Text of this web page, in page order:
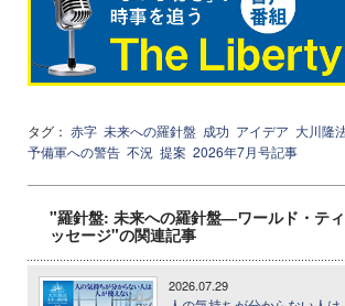
タグ： 赤字 未来への羅針盤 成功 アイデア 大川隆
予備軍への警告 不況 提案 2026年7月号記事
"羅針盤: 未来への羅針盤―ワールド・テ
ッセージ"の関連記事
2026.07.29